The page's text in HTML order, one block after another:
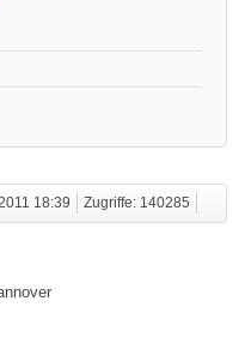
18:39 Zugriffe: 140285